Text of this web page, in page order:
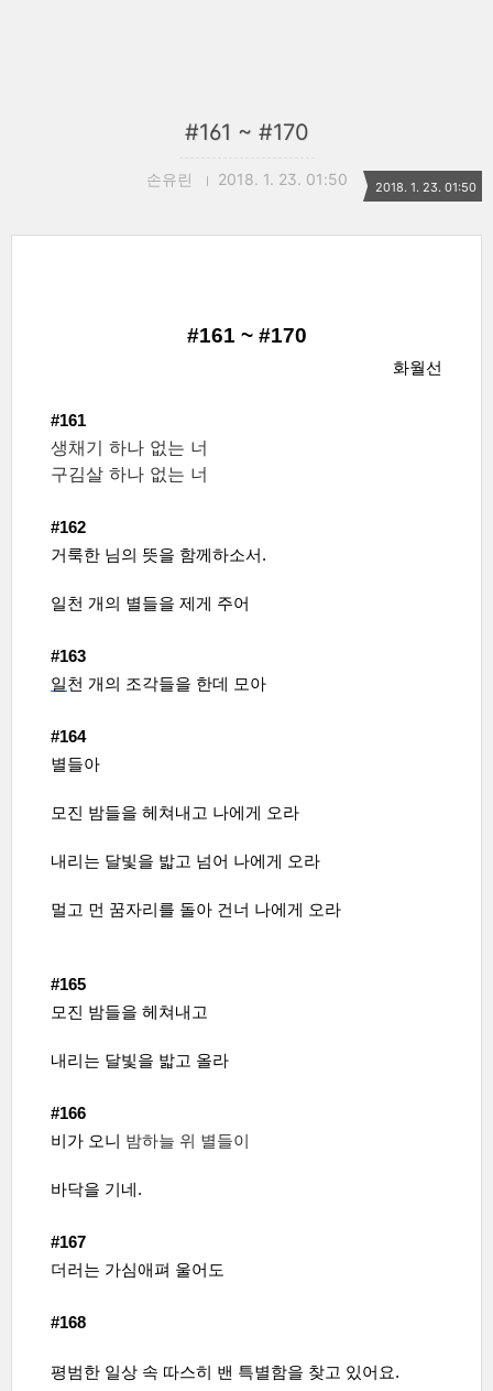
#161 ~ #170
손유린 2018. 1. 23. 01:50 2018. 1. 23. 01:50
#161 ~ #170
화월선
#161
생채기 하나 없는 너
구김살 하나 없는 너
#162
거룩한 님의 뜻을 함께하소서.
일천 개의 별들을 제게 주어
#163
일천 개의 조각들을 한데 모아
#164
별들아
모진 밤들을 헤쳐내고 나에게 오라
내리는 달빛을 밟고 넘어 나에게 오라
멀고 먼 꿈자리를 돌아 건너 나에게 오라
#165
모진 밤들을 헤쳐내고
내리는 달빛을 밟고 올라
#166
비가 오니 밤하늘 위 별들이
바닥을 기네.
#167
더러는 가심애펴 울어도
#168
평범한 일상 속 따스히 밴 특별함을 찾고 있어요.